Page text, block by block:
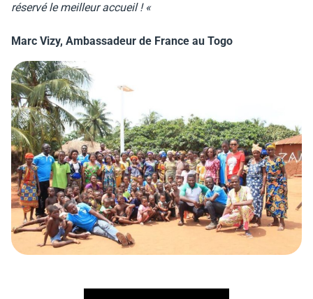
réservé le meilleur accueil ! «
Marc Vizy, Ambassadeur de France au Togo